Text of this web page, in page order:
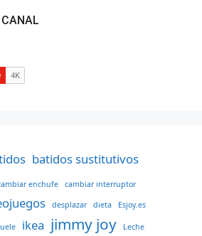
batidos sustitutivos
enchufe cambiar interruptor
desplazar dieta Esjoy.es
ikea jimmy joy Leche